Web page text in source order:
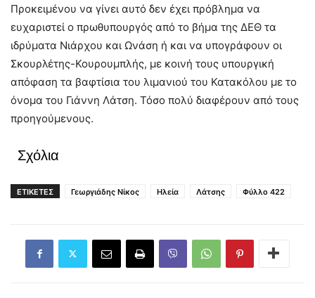
Προκειμένου να γίνει αυτό δεν έχει πρόβλημα να
ευχαριστεί ο πρωθυπουργός από το βήμα της ΔΕΘ τα
ιδρύματα Νιάρχου και Ωνάση ή και να υπογράφουν οι
Σκουρλέτης-Κουρουμπλής, με κοινή τους υπουργική
απόφαση τα βαφτίσια του λιμανιού του Κατακόλου με το
όνομα του Γιάννη Λάτση. Τόσο πολύ διαφέρουν από τους
προηγούμενους.
Σχόλια
ΕΤΙΚΕΤΕΣ Γεωργιάδης Νίκος Ηλεία Λάτσης Φύλλο 422